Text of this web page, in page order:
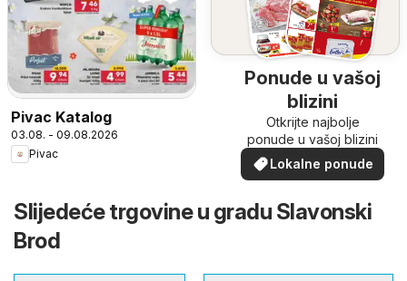
Pivac Katalog
03.08. - 09.08.2026
Pivac
Ponude u vašoj
blizini
Otkrijte najbolje
ponude u vašoj blizini
Lokalne ponude
Slijedeće trgovine u gradu Slavonski
Brod